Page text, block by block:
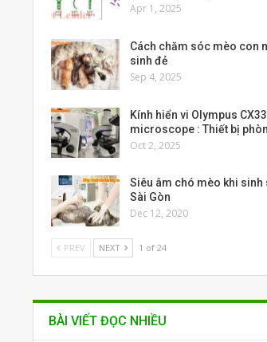
Apr 1, 2025
Cách chăm sóc mèo con
sinh đẻ
Sep 4, 2025
Kính hiển vi Olympus CX33
microscope : Thiết bị
Oct 2, 2025
Siêu âm chó mèo khi sinh
Sài Gòn
Dec 12, 2020
PREV NEXT 1 of 24
BÀI VIẾT ĐỌC NHIỀU